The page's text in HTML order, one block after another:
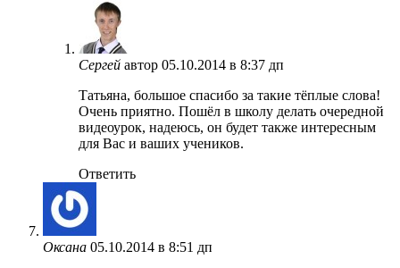
Сергей автор 05.10.2014 в 8:37 дп
Татьяна, большое спасибо за такие тёплые слова!
Очень приятно. Пошёл в школу делать очередной
видеоурок, надеюсь, он будет также интересным
для Вас и ваших учеников.
Ответить
Оксана 05.10.2014 в 8:51 дп